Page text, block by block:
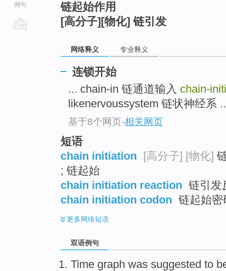
例句
链起始作用
[高分子][物化] 链引发
网络释义 专业释义
连锁开始
... chain-in 链通道输入 chain-
likenervoussystem 链状神经系
基于8个网页-相关网页
短语
chain initiation [高分子] [物化]
; 链起始
chain initiation reaction 链引发
chain initiation codon 链起始密
更多网络短语
双语例句
Time graph was suggested to